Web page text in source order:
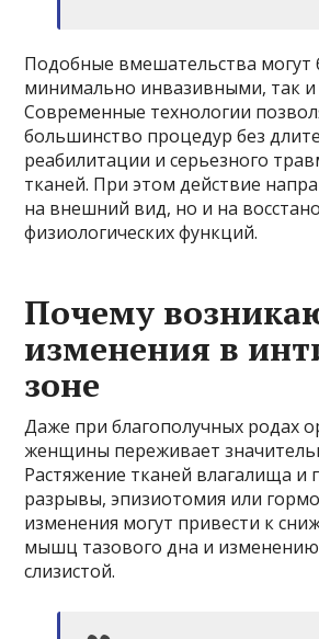
Подобные вмешательства могут
минимально инвазивными, так и
Современные технологии
большинство процедур без
реабилитации и серьезного
тканей. При этом действие
на внешний вид, но и на
физиологических функций.
Почему
изменения в
зоне
Даже при благополучных родах
женщины переживает
Растяжение тканей влагалища и
разрывы, эпизиотомия или
изменения могут привести к
мышц тазового дна и изменению
слизистой.